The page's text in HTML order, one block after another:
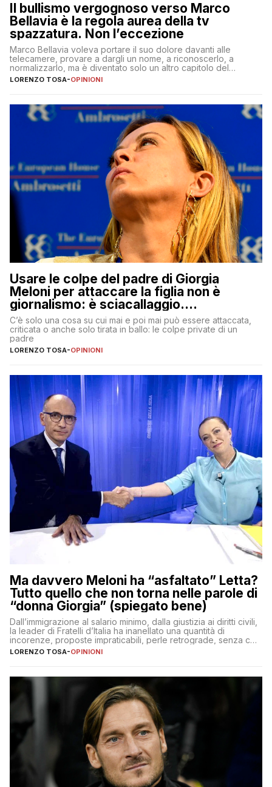
Il bullismo vergognoso verso Marco
Bellavia è la regola aurea della tv
spazzatura. Non l’eccezione
Marco Bellavia voleva portare il suo dolore davanti alle
telecamere, provare a dargli un nome, a riconoscerlo, a
normalizzarlo, ma è diventato solo un altro capitolo del
copione
LORENZO TOSA-OPINIONI
Usare le colpe del padre di Giorgia
Meloni per attaccare la figlia non è
giornalismo: è sciacallaggio.
Dimostriamo di essere diversi
C’è solo una cosa su cui mai e poi mai può essere attaccata,
criticata o anche solo tirata in ballo: le colpe private di un
padre
LORENZO TOSA-OPINIONI
Ma davvero Meloni ha “asfaltato” Letta?
Tutto quello che non torna nelle parole di
“donna Giorgia” (spiegato bene)
Dall’immigrazione al salario minimo, dalla giustizia ai diritti civili,
la leader di Fratelli d’Italia ha inanellato una quantità di
incorenze, proposte impraticabili, perle retrograde, senza che
nessuno – a destra come a sinistra – glielo abbia fatto notare
LORENZO TOSA-OPINIONI